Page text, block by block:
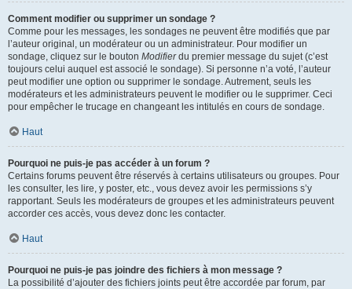
Comment modifier ou supprimer un sondage ?
Comme pour les messages, les sondages ne peuvent être modifiés que par
l’auteur original, un modérateur ou un administrateur. Pour modifier un
sondage, cliquez sur le bouton Modifierdu premier message du sujet (c’est
toujours celui auquel est associé le sondage). Si personne n’a voté, l’auteur
peut modifier une option ou supprimer le sondage. Autrement, seuls les
modérateurs et les administrateurs peuvent le modifier ou le supprimer. Ceci
pour empêcher le trucage en changeant les intitulés en cours de sondage.
Haut
Pourquoi ne puis-je pas accéder à un forum ?
Certains forums peuvent être réservés à certains utilisateurs ou groupes. Pour
les consulter, les lire, y poster, etc., vous devez avoir les permissions s’y
rapportant. Seuls les modérateurs de groupes et les administrateurs peuvent
accorder ces accès, vous devez donc les contacter.
Haut
Pourquoi ne puis-je pas joindre des fichiers à mon message ?
La possibilité d’ajouter des fichiers joints peut être accordée par forum, par